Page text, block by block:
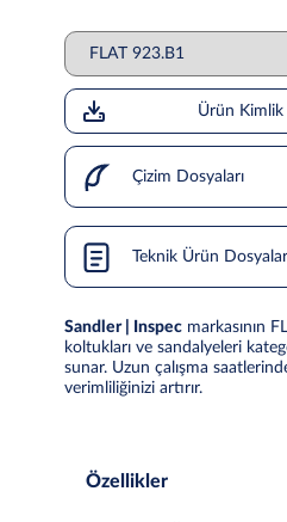
Ürün Kimlik
Çizim Dosyaları
Teknik Ürün
Sandler | Inspecmarkasının
koltukları ve sandalyeleri
sunar. Uzun çalışma
verimliliğinizi artırır.
Özellikler